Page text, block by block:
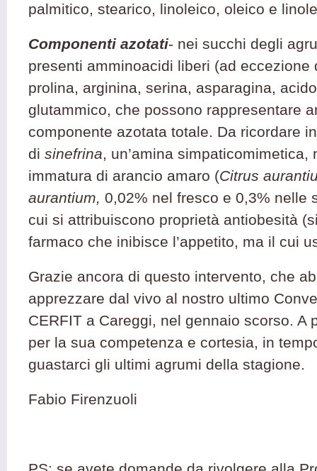
palmitico, stearico, linoleico, oleico e
Componenti azotati- nei succhi degli
presenti amminoacidi liberi (ad eccezione
prolina, arginina, serina, asparagina,
glutammico, che possono rappresentare
componente azotata totale. Da ricordare
di sinefrina, un’amina simpaticomimetica,
immatura di arancio amaro (Citrus
aurantium, 0,02% nel fresco e 0,3% nelle
cui si attribuiscono proprietà antiobesità
farmaco che inibisce l’appetito, ma il cui
Grazie ancora di questo intervento, che
apprezzare dal vivo al nostro ultimo
CERFIT a Careggi, nel gennaio scorso. A
per la sua competenza e cortesia, in
guastarci gli ultimi agrumi della stagione.
Fabio Firenzuoli